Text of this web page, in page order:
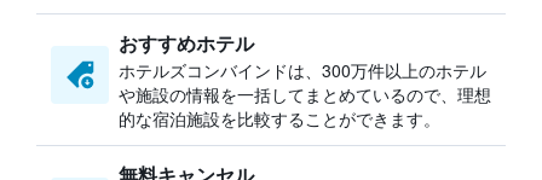
おすすめホテル
ホテルズコンバインドは、300万件以上のホテル
や施設の情報を一括してまとめているので、理想
的な宿泊施設を比較することができます。